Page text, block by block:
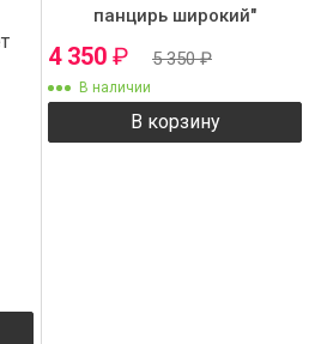
панцирь широкий"
4 350 ₽ 5 350₽
В наличии
В корзину